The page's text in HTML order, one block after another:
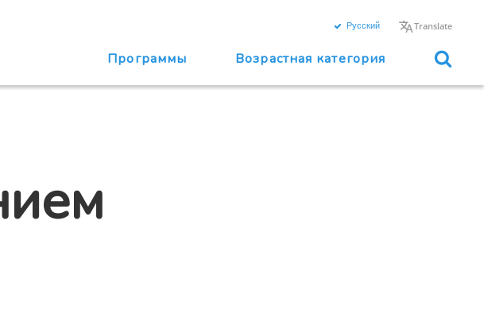
Русский Translate
Программы Возрастная категория